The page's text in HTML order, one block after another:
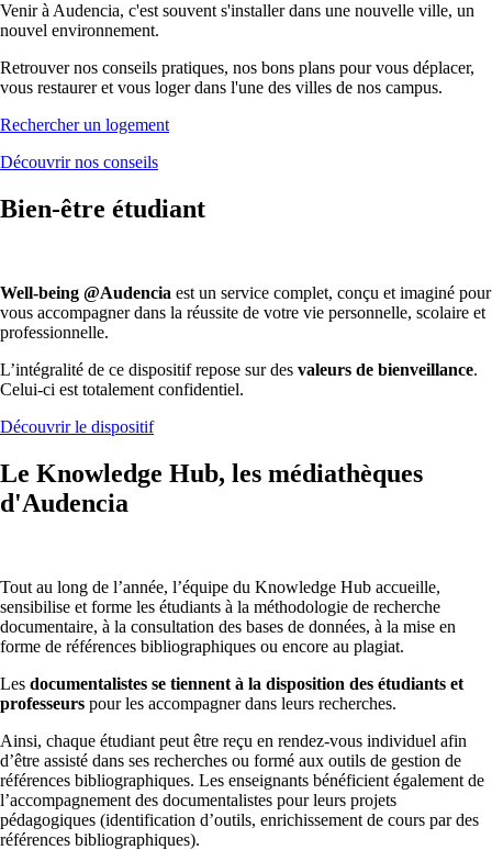
Venir à Audencia, c'est souvent s'installer dans une nouvelle ville, un
nouvel environnement.
Retrouver nos conseils pratiques, nos bons plans pour vous déplacer,
vous restaurer et vous loger dans l'une des villes de nos campus.
Rechercher un logement
Découvrir nos conseils
Bien-être étudiant
Well-being @Audencia est un service complet, conçu et imaginé pour
vous accompagner dans la réussite de votre vie personnelle, scolaire et
professionnelle.
L’intégralité de ce dispositif repose sur des valeurs de bienveillance.
Celui-ci est totalement confidentiel.
Découvrir le dispositif
Le Knowledge Hub, les médiathèques
d'Audencia
Tout au long de l’année, l’équipe du Knowledge Hub accueille,
sensibilise et forme les étudiants à la méthodologie de recherche
documentaire, à la consultation des bases de données, à la mise en
forme de références bibliographiques ou encore au plagiat.
Les documentalistes se tiennent à la disposition des étudiants et
professeurs pour les accompagner dans leurs recherches.
Ainsi, chaque étudiant peut être reçu en rendez-vous individuel afin
d’être assisté dans ses recherches ou formé aux outils de gestion de
références bibliographiques. Les enseignants bénéficient également de
l’accompagnement des documentalistes pour leurs projets
pédagogiques (identification d’outils, enrichissement de cours par des
références bibliographiques).